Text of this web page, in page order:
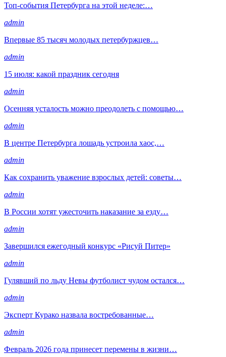
Топ-события Петербурга на этой неделе:…
admin
Впервые 85 тысяч молодых петербуржцев…
admin
15 июля: какой праздник сегодня
admin
Осенняя усталость можно преодолеть с помощью…
admin
В центре Петербурга лошадь устроила хаос,…
admin
Как сохранить уважение взрослых детей: советы…
admin
В России хотят ужесточить наказание за езду…
admin
Завершился ежегодный конкурс «Рисуй Питер»
admin
Гулявший по льду Невы футболист чудом остался…
admin
Эксперт Курако назвала востребованные…
admin
Февраль 2026 года принесет перемены в жизни…